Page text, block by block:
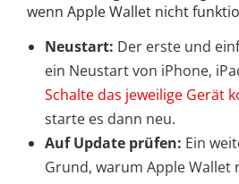
wenn Apple Wallet nicht
Neustart: Der erste und
ein Neustart von iPhone,
Schalte das jeweilige Gerät
starte es dann neu.
Auf Update prüfen: Ein
Grund, warum Apple